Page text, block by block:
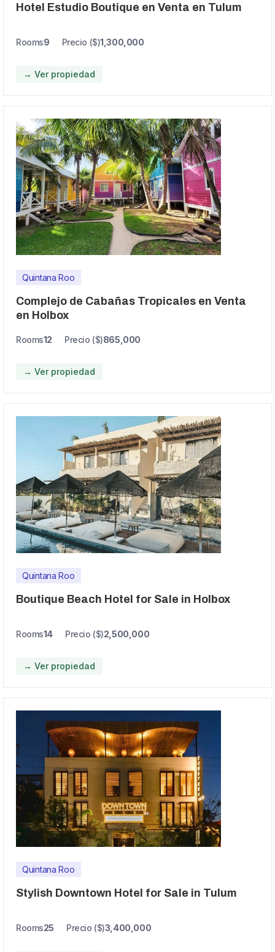
Hotel Estudio Boutique en Venta en Tulum
Rooms9 Precio ($)1,300,000
→ Ver propiedad
Quintana Roo
Complejo de Cabañas Tropicales en Venta
en Holbox
Rooms12 Precio ($)865,000
→ Ver propiedad
Quintana Roo
Boutique Beach Hotel for Sale in Holbox
Rooms14 Precio ($)2,500,000
→ Ver propiedad
Quintana Roo
Stylish Downtown Hotel for Sale in Tulum
Rooms25 Precio ($)3,400,000